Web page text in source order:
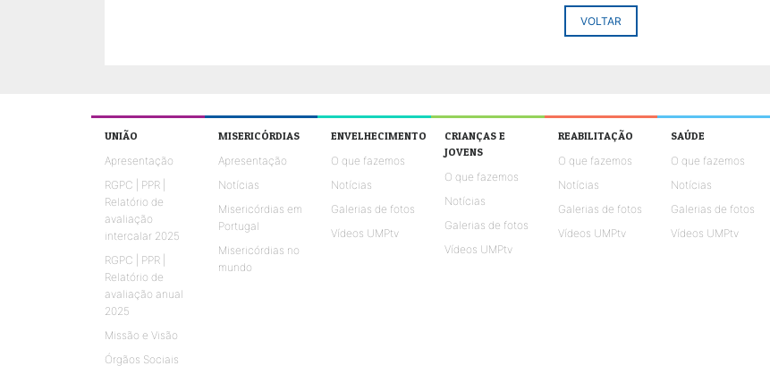
VOLTAR
UNIÃO
Apresentação
RGPC | PPR |
Relatório de
avaliação
intercalar 2025
RGPC | PPR |
Relatório de
avaliação anual
2025
Missão e Visão
Órgãos Sociais
MISERICÓRDIAS
Apresentação
Notícias
Misericórdias em
Portugal
Misericórdias no
mundo
ENVELHECIMENTO
O que fazemos
Notícias
Galerias de fotos
Vídeos UMPtv
CRIANÇAS E
JOVENS
O que fazemos
Notícias
Galerias de fotos
Vídeos UMPtv
REABILITAÇÃO
O que fazemos
Notícias
Galerias de fotos
Vídeos UMPtv
SAÚDE
O que fazemos
Notícias
Galerias de fotos
Vídeos UMPtv